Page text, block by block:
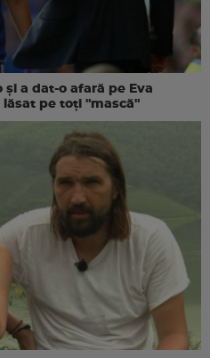
și a dat-o afară pe Eva
lăsat pe toți "mască"